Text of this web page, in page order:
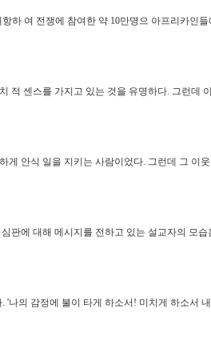
여 전쟁에 참여한 약 10만명으 아프리카인
센스를 가지고 있는 것을 유명하다. 그런데
안식 일을 지키는 사람이었다. 그런데 그 이
판에 대해 메시지를 전하고 있는 설교자의 모
의 감정에 불이 타게 하소서! 미치게 하소서